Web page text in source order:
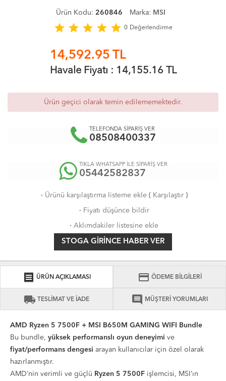
Ürün Kodu: 260846 Marka: MSI
star star star star star 0 Değerlendirme
14,592.95 TL
Havale Fiyatı : 14,155.16TL
Ürün geçici olarak temin edilememektedir.
TELEFONDA SİPARİŞ VER
08508400337
TIKLA WHATSAPP İLE SİPARİŞ VER
05442582837
· Ürünü karşılaştırma listeme ekle( Karşılaştır)
· Fiyatı düşünce bildir
· Aklımdakiler listesine ekle
STOGA GIRINCE HABER VER
receipt ÜRÜN AÇIKLAMASI credit_card ÖDEME BİLGİLERİ
local_shipping TESLİMAT VE İADE comment MÜŞTERİ YORUMLARI
AMD Ryzen 5 7500F + MSI B650M GAMING WIFI Bundle
Bu bundle, yüksek performanslı oyun deneyimi ve
fiyat/performans dengesi arayan kullanıcılar için özel olarak
hazırlanmıştır.
AMD’nin verimli ve güçlü Ryzen 5 7500F işlemcisi, MSI’ın